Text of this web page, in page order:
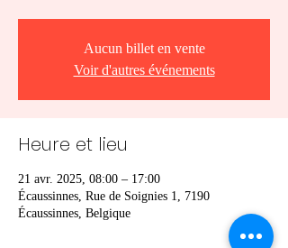
Aucun billet en vente
Voir d'autres événements
Heure et lieu
21 avr. 2025, 08:00 – 17:00
Écaussinnes, Rue de Soignies 1, 7190
Écaussinnes, Belgique